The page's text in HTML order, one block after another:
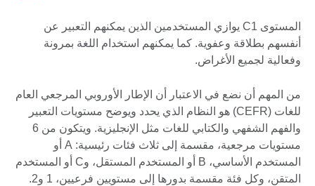
المستوى C1 يوازي المستخدمين الذين يمكنهم التعبير عن
أنفسهم بطلاقة وعفوية. كما يمكنهم استخدام اللغة بمرونة
وفعالية لجميع الأغراض.
من المهم أن نضع في الاعتبار أن الإطار الأوروبي المرجعي العام
للغات (CEFR) هو النظام الذي يحدد ويوضح مستويات التعبير
والفهم الشفهي والكتابي للغات مثل الإنجليزية. ويتكون من 6
مستويات مرجعية، مقسمة إلى ثلاث فئات رئيسية: A أو
المستخدم الأساسي، B أو المستخدم المستقل، وC أو المستخدم
المتقن، وكل فئة مقسمة بدورها إلى مستويين فرعيين، 1 و2.